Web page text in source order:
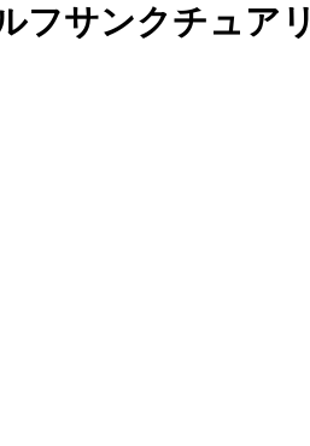
フサンクチュアリ